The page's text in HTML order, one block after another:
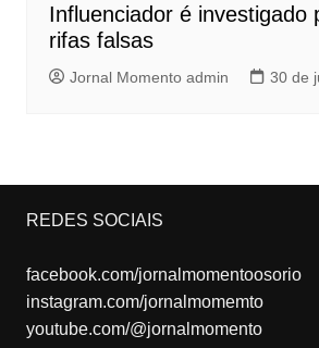
Influenciador é investigado
rifas falsas
Jornal Momento admin 30 de
REDES SOCIAIS
facebook.com/jornalmomentoosorio
instagram.com/jornalmomemto
youtube.com/@jornalmomento